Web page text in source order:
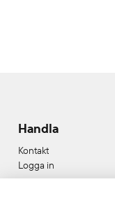
Handla
Kontakt
Logga in